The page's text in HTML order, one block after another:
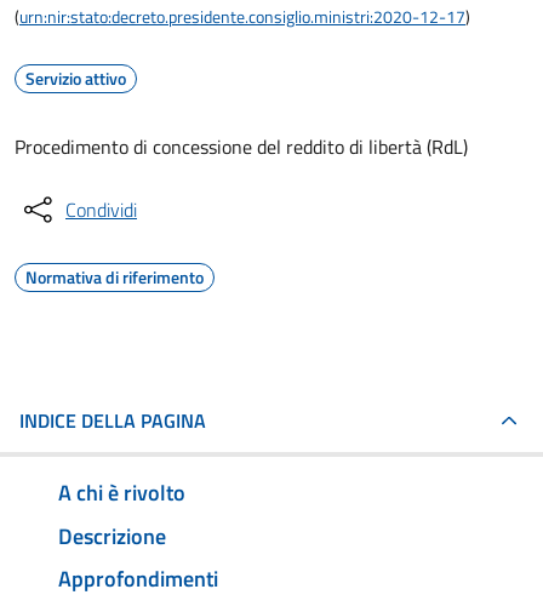
(urn:nir:stato:decreto.presidente.consiglio.ministri:2020-12-17)
Servizio attivo
Procedimento di concessione del reddito di libertà (RdL)
Condividi
Normativa di riferimento
INDICE DELLA PAGINA
A chi è rivolto
Descrizione
Approfondimenti